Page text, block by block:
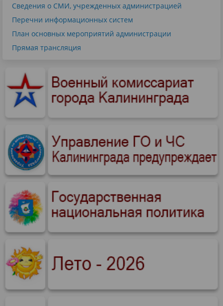
Сведения о СМИ, учрежденных администрацией
Перечни информационных систем
План основных мероприятий администрации
Прямая трансляция